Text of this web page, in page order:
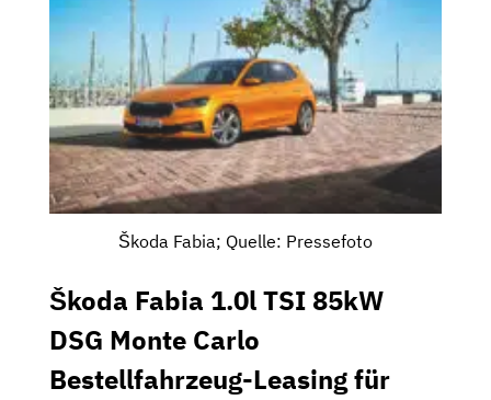
Škoda Fabia; Quelle: Pressefoto
Škoda Fabia 1.0l TSI 85kW
DSG Monte Carlo
Bestellfahrzeug-Leasing für